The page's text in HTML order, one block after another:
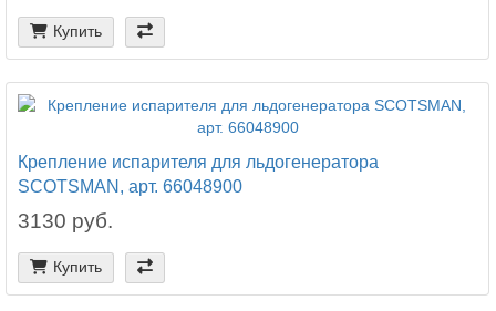
Купить
Крепление испарителя для льдогенератора
SCOTSMAN, арт. 66048900
3130 руб.
Купить